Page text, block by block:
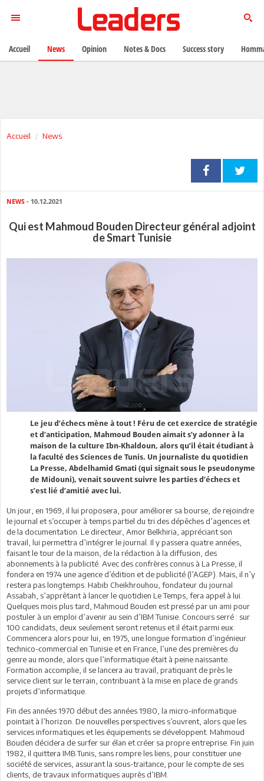
Accueil News
NEWS - 10.12.2021
Qui est Mahmoud Bouden Directeur général adjoint
de Smart Tunisie
Le jeu d’échecs mène à tout ! Féru de cet exercice de stratégie
et d’anticipation, Mahmoud Bouden aimait s’y adonner à la
maison de la culture Ibn-Khaldoun, alors qu’il était étudiant à
la faculté des Sciences de Tunis. Un journaliste du quotidien
La Presse, Abdelhamid Gmati (qui signait sous le pseudonyme
de Midouni), venait souvent suivre les parties d’échecs et
s’est lié d’amitié avec lui.
Un jour, en 1969, il lui proposera, pour améliorer sa bourse, de rejoindre
le journal et s’occuper à temps partiel du tri des dépêches d’agences et
de la documentation. Le directeur, Amor Belkhiria, appréciant son
travail, lui permettra d’intégrer le journal. Il y passera quatre années,
faisant le tour de la maison, de la rédaction à la diffusion, des
abonnements à la publicité. Avec des confrères connus à La Presse, il
fondera en 1974 une agence d’édition et de publicité (l’AGEP). Mais, il n’y
restera pas longtemps. Habib Cheikhrouhou, fondateur du journal
Assabah, s’apprêtant à lancer le quotidien Le Temps, fera appel à lui.
Quelques mois plus tard, Mahmoud Bouden est pressé par un ami pour
postuler à un emploi d’avenir au sein d’IBM Tunisie. Concours serré : sur
100 candidats, deux seulement seront retenus et il était parmi eux.
Commencera alors pour lui, en 1975, une longue formation d’ingénieur
technico-commercial en Tunisie et en France, l’une des premières du
genre au monde, alors que l’informatique était à peine naissante.
Formation accomplie, il se lancera au travail, pratiquant de près le
service client sur le terrain, contribuant à la mise en place de grands
projets d’informatique.
Fin des années 1970 début des années 1980, la micro-informatique
pointait à l’horizon. De nouvelles perspectives s’ouvrent, alors que les
services informatiques et les équipements se développent. Mahmoud
Bouden décidera de surfer sur élan et créer sa propre entreprise. Fin juin
1982, il quittera IMB Tunis, sans rompre les liens, pour constituer une
société de services, assurant la sous-traitance, pour le compte de ses
clients, de travaux informatiques auprès d’IBM.
Accueil News Opinion Notes & Docs Success story